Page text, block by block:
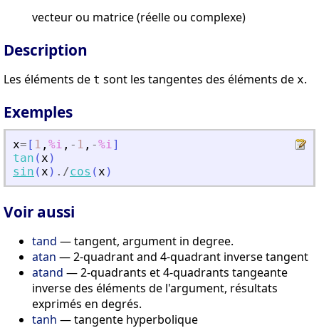
vecteur ou matrice (réelle ou complexe)
Description
Les éléments de t sont les tangentes des éléments de x.
Exemples
x= [ 1 , %i , - 1 , -%i]
tan (x )
sin (x ) ./cos (x )
Voir aussi
tand — tangent, argument in degree.
atan — 2-quadrant and 4-quadrant inverse tangent
atand — 2-quadrants et 4-quadrants tangeante
inverse des éléments de l'argument, résultats
exprimés en degrés.
tanh — tangente hyperbolique